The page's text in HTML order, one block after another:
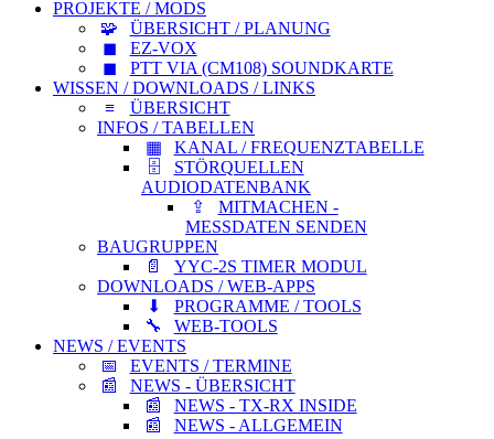
PROJEKTE / MODS
ÜBERSICHT / PLANUNG
EZ-VOX
PTT VIA (CM108) SOUNDKARTE
WISSEN / DOWNLOADS / LINKS
ÜBERSICHT
INFOS / TABELLEN
KANAL / FREQUENZTABELLE
STÖRQUELLEN
AUDIODATENBANK
MITMACHEN -
MESSDATEN SENDEN
BAUGRUPPEN
YYC-2S TIMER MODUL
DOWNLOADS / WEB-APPS
PROGRAMME / TOOLS
WEB-TOOLS
NEWS / EVENTS
EVENTS / TERMINE
NEWS - ÜBERSICHT
NEWS - TX-RX INSIDE
NEWS - ALLGEMEIN